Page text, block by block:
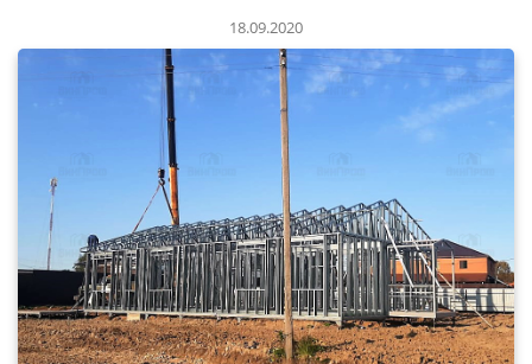
18.09.2020